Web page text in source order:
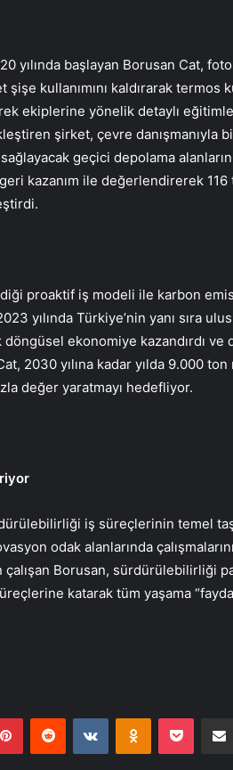
yılında başlayan Borusan Cat, f
şişe kullanımını kaldırarak termos
ekiplerine yönelik detaylı
şirket, çevre danışmanıyla
geçici depolama
kazanım ile değerlendirerek 116
proaktif iş modeli ile karbon
yılında Türkiye’nin yanı sıra
ekonomiye kazandırdı
2030 yılına kadar yılda 9.000
değer yaratmayı hedefliyor.
iş süreçlerinin temel
odak alanlarında
Borusan, sürdürülebilirliği
katarak tüm yaşama
PinterestReddit VKontakteOdnoklassniki
Pocket